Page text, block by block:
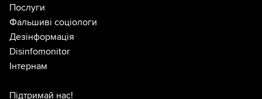
Послуги
Фальшиві соціологи
Дезінформація
Disinfomonitor
Інтернам
Підтримай нас!